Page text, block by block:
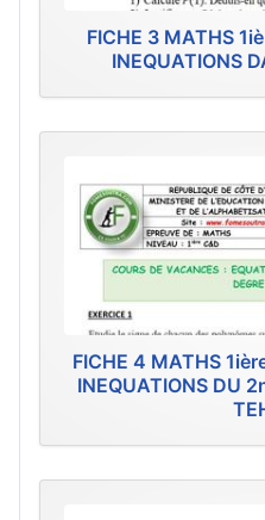
FICHE 3 MATHS
INEQUATIONS
FICHE 4 MATHS
INEQUATIONS DU